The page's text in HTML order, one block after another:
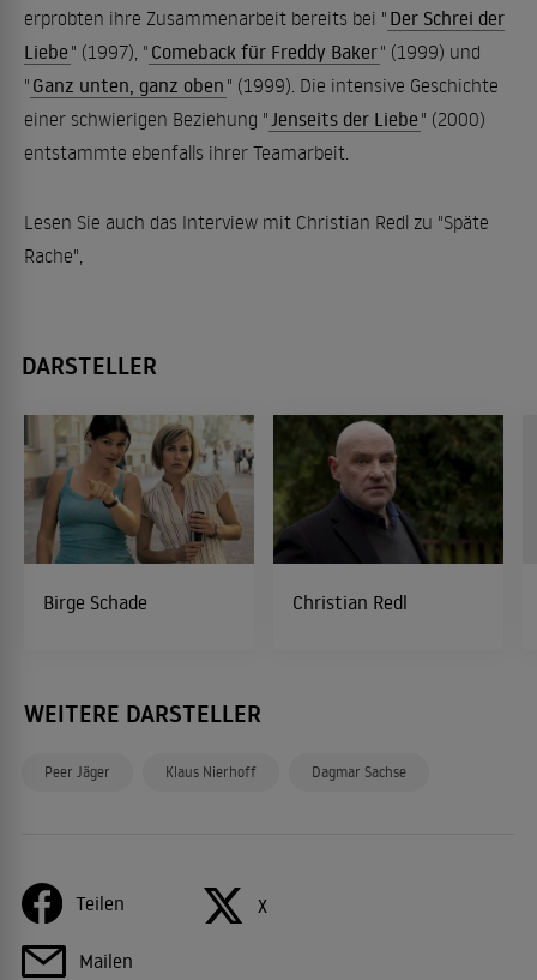
erprobten ihre Zusammenarbeit bereits bei " Der Schrei der
Liebe " (1997), " Comeback für Freddy Baker" (1999) und
" Ganz unten, ganz oben " (1999). Die intensive Geschichte
einer schwierigen Beziehung "Jenseits der Liebe " (2000)
entstammte ebenfalls ihrer Teamarbeit.
Lesen Sie auch das Interview mit Christian Redl zu "Späte
Rache",
DARSTELLER
Birge Schade Christian Redl
WEITERE DARSTELLER
Peer Jäger Klaus Nierhoff Dagmar Sachse
Teilen X
Mailen